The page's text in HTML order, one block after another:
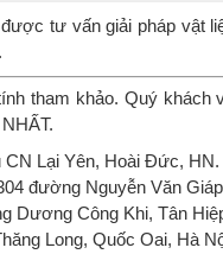
tư vấn giải pháp vật
tham khảo. Quý khách
CN Lại Yên, Hoài Đức, HN.
đường Nguyễn Văn
Dương Công Khi, Tân
Long, Quốc Oai, Hà